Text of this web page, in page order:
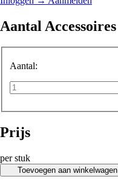
Aantal Accessoires
Aantal:
Prijs
per stuk
Toevoegen aan winkelwagen